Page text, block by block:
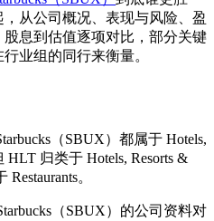
从公司概况、表现与风险、盈
息到估值逐项对比，部分关键
业组的同行来衡量。
（SBUX）都属于 Hotels,
HLT 归类于 Hotels, Resorts &
。
（SBUX）的公司资料对